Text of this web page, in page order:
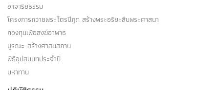
อาจาริยธรรม
โครงการถวายพระไตรปิฎก สร้างพระอริยะสืบพระศาสนา
กองทุนเพื่อสงฆ์อาพาธ
บูรณะ-สร้างศาสนสถาน
พิธีอุปสมบทประจำปี
มหาทาน